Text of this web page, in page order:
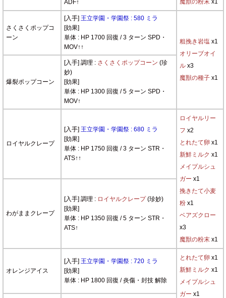
魔獣の粉末x1
ADF↑
さくさくポップコ
ーン
[入手] 王立学園・学園祭 : 580 ミラ
[効果]
単体 : HP 1700 回復 / 3 ターン SPD・
MOV↑↑
粗挽き岩塩 x1
オリーブオイ
ルx3
魔獣の種子x1
爆裂ポップコーン
[入手] 調理 : さくさくポップコーン (珍
妙)
[効果]
単体 : HP 1300 回復 / 5 ターン SPD・
MOV↑
ロイヤルクレープ
[入手] 王立学園・学園祭 : 680 ミラ
[効果]
単体 : HP 1750 回復 / 3 ターン STR・
ATS↑↑
ロイヤルリー
フ x2
とれたて卵 x1
新鮮ミルク x1
メイプルシュ
ガー x1
挽きたて小麦
粉x1
ベアズクロー
x3
魔獣の粉末x1
わがままクレープ
[入手] 調理 : ロイヤルクレープ(珍妙)
[効果]
単体 : HP 1350 回復 / 5 ターン STR・
ATS↑
オレンジアイス
[入手] 王立学園・学園祭 : 720 ミラ
[効果]
単体 : HP 1800 回復 / 炎傷・封技 解除
とれたて卵 x1
新鮮ミルク x1
メイプルシュ
ガー x1